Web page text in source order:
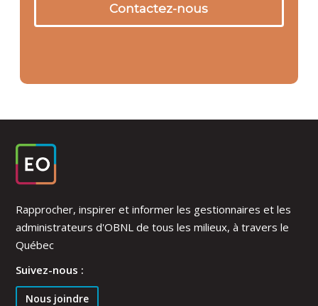
Contactez-nous
Rapprocher, inspirer et informer les gestionnaires et les
administrateurs d'OBNL de tous les milieux, à travers le
Québec
Suivez-nous :
Nous joindre